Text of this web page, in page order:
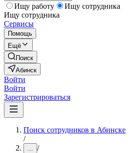
Ищу работу
Ищу сотрудника
Ищу сотрудника
Сервисы
Помощь
Ещё
Поиск
Абинск
Войти
Войти
Зарегистрироваться
Поиск сотрудников в Абинске
/
... /